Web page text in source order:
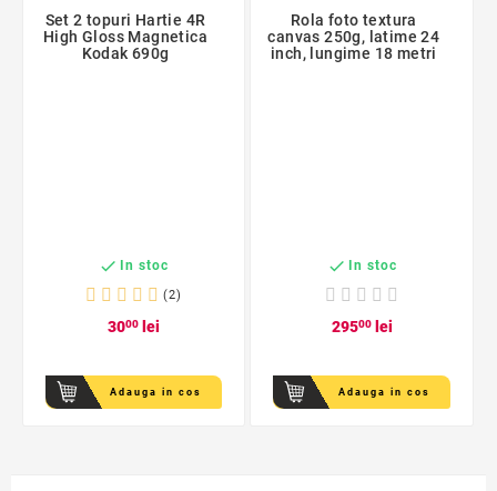
Set 2 topuri Hartie 4R
High Gloss Magnetica
Kodak 690g
 In stoc
(2)
3000lei
Adauga in cos
Rola foto textura
canvas 250g, latime 24
inch, lungime 18 metri
 In stoc
29500lei
Adauga in cos